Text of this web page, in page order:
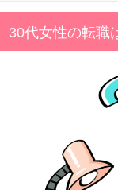
30代女性の転職